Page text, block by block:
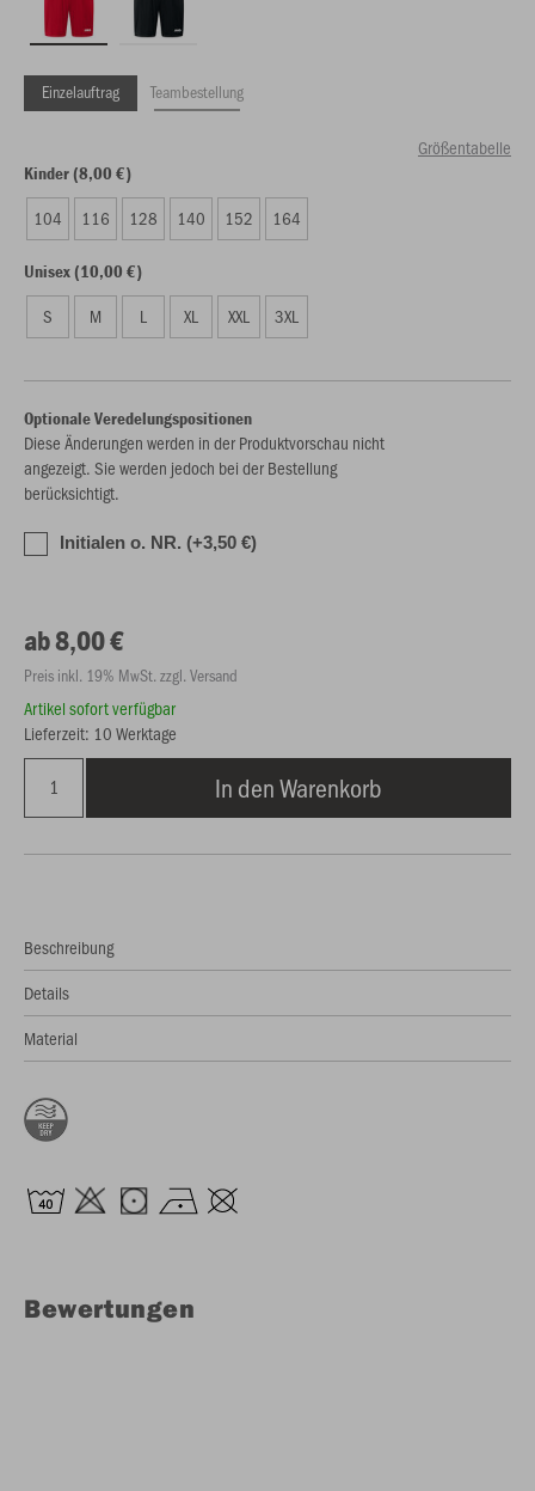
Einzelauftrag Teambestellung
Größentabelle
Kinder (8,00 €)
104 116 128 140 152 164
Unisex (10,00 €)
S M L XL XXL 3XL
Optionale Veredelungspositionen
Diese Änderungen werden in der Produktvorschau nicht
angezeigt. Sie werden jedoch bei der Bestellung
berücksichtigt.
Initialen o. NR. (+3,50 €)
ab 8,00 €
Preis inkl. 19% MwSt. zzgl. Versand
Artikel sofort verfügbar
Lieferzeit: 10 Werktage
In den Warenkorb
Beschreibung
Details
Material
Bewertungen